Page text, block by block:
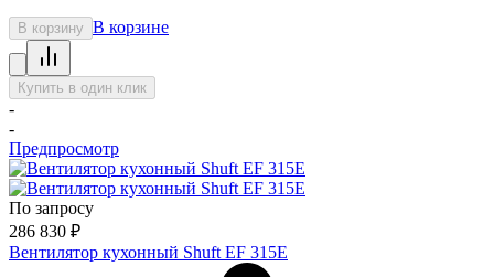
В корзину В корзине
Купить в один клик
-
-
Предпросмотр
По запросу
286 830 ₽
Вентилятор кухонный Shuft EF 315E